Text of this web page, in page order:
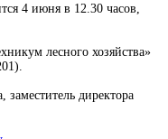
4 июня в 12.30 часов,
лесного хозяйства»
директора